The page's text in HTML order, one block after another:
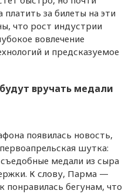
за билеты на эти
что рост индустрии
вовлечение
и предсказуемое
вручать медали
появилась новость,
шутка:
медали из сыра
К слову, Парма —
понравилась бегунам, что